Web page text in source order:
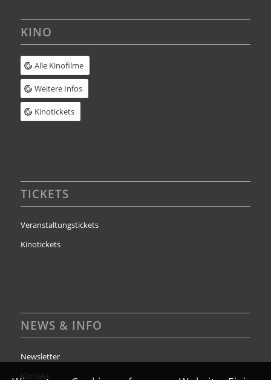
KINO
Alle Kinofilme
Weitere Infos
Kinotickets
TICKETS
Veranstaltungstickets
Kinotickets
NEWS & INFO
Newsletter
Kontakt